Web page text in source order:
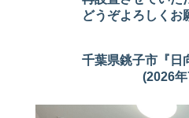
どうぞよろしくお
千葉県銚子市『日
(2026